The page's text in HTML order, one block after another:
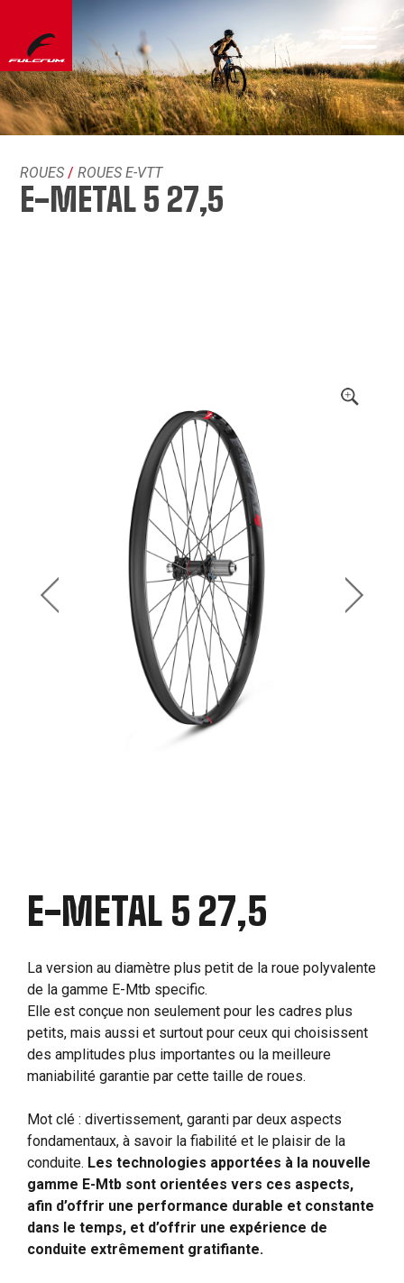
ROUES /ROUES E-VTT
E-METAL 5 27,5
E-METAL 5 27,5
La version au diamètre plus petit de la roue polyvalente
de la gamme E-Mtb specific.
Elle est conçue non seulement pour les cadres plus
petits, mais aussi et surtout pour ceux qui choisissent
des amplitudes plus importantes ou la meilleure
maniabilité garantie par cette taille de roues.
Mot clé : divertissement, garanti par deux aspects
fondamentaux, à savoir la fiabilité et le plaisir de la
conduite. Les technologies apportées à la nouvelle
gamme E-Mtb sont orientées vers ces aspects,
afin d’offrir une performance durable et constante
dans le temps, et d’offrir une expérience de
conduite extrêmement gratifiante.